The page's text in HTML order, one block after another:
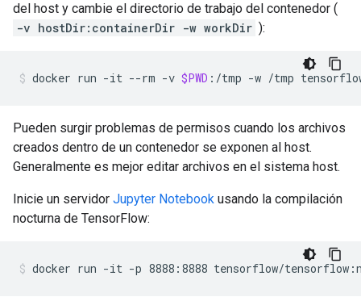
del host y cambie el directorio de trabajo del contenedor (
-v hostDir:containerDir -w workDir ):
docker run -it --rm -v $PWD :/tmp -w /tmp
Pueden surgir problemas de permisos cuando los archivos
creados dentro de un contenedor se exponen al host.
Generalmente es mejor editar archivos en el sistema host.
Inicie un servidor Jupyter Notebook usando la compilación
nocturna de TensorFlow: